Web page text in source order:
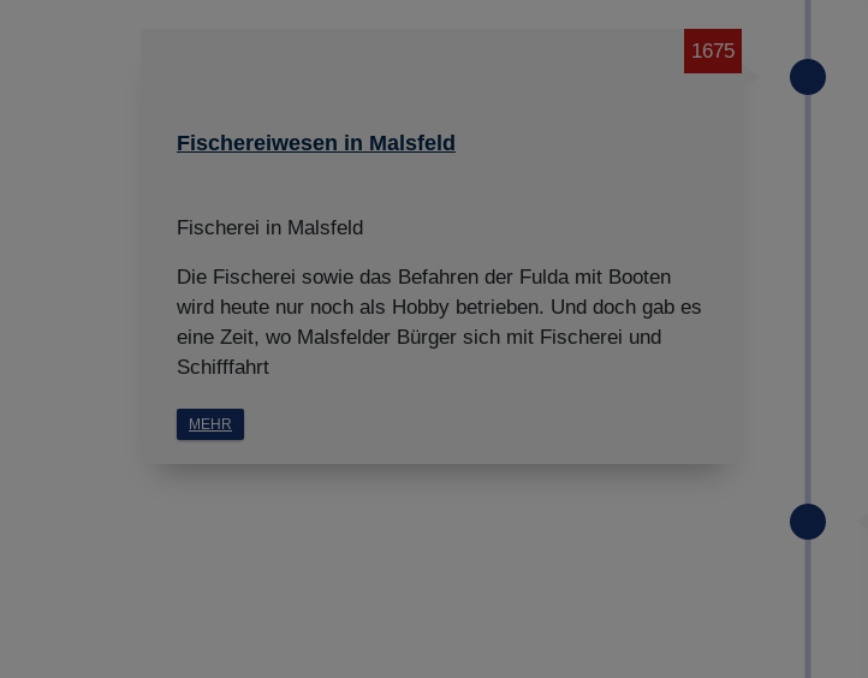
Fischereiwesen in Malsfeld
1675
Fischerei in Malsfeld
Die Fischerei sowie das Befahren der Fulda mit Booten
wird heute nur noch als Hobby betrieben. Und doch gab es
eine Zeit, wo Malsfelder Bürger sich mit Fischerei und
Schifffahrt
MEHR